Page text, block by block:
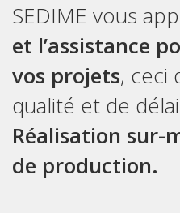
SEDIME vous
et l’assistance
vos projets, ceci
qualité et de
Réalisation sur-
de production.